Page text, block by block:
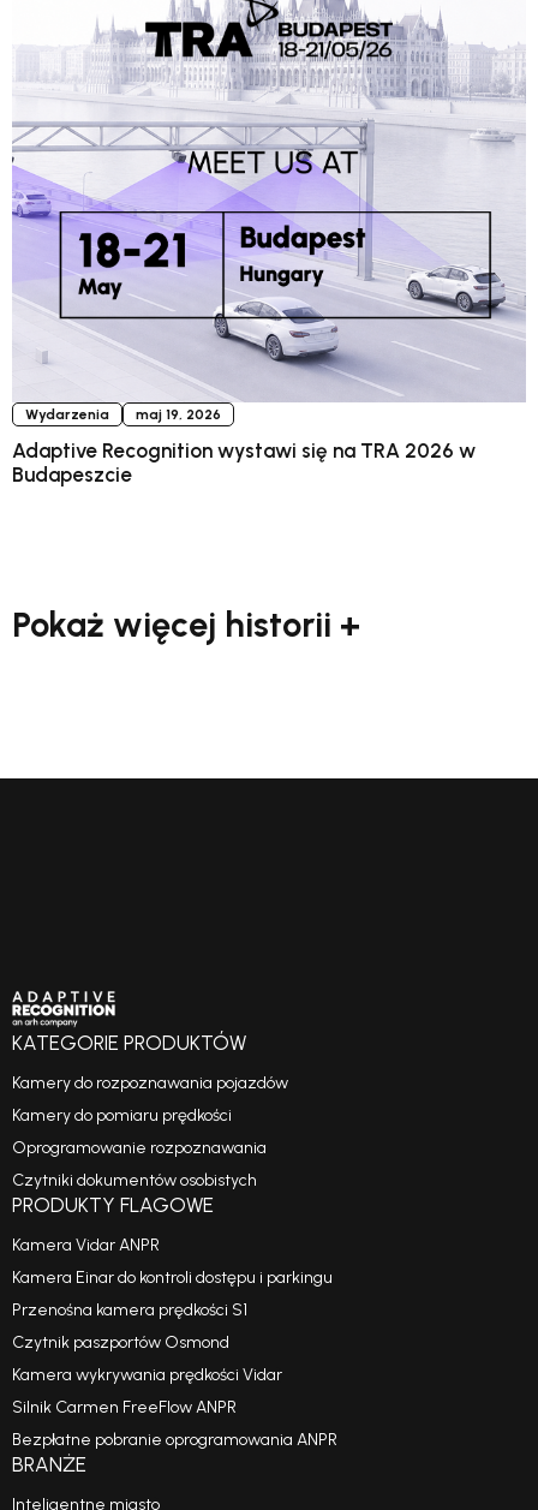
Wydarzenia maj 19, 2026
Adaptive Recognition wystawi się na TRA 2026 w
Budapeszcie
Pokaż więcej historii +
KATEGORIE PRODUKTÓW
Kamery do rozpoznawania pojazdów
Kamery do pomiaru prędkości
Oprogramowanie rozpoznawania
Czytniki dokumentów osobistych
PRODUKTY FLAGOWE
Kamera Vidar ANPR
Kamera Einar do kontroli dostępu i parkingu
Przenośna kamera prędkości S1
Czytnik paszportów Osmond
Kamera wykrywania prędkości Vidar
Silnik Carmen FreeFlow ANPR
Bezpłatne pobranie oprogramowania ANPR
BRANŻE
Inteligentne miasto